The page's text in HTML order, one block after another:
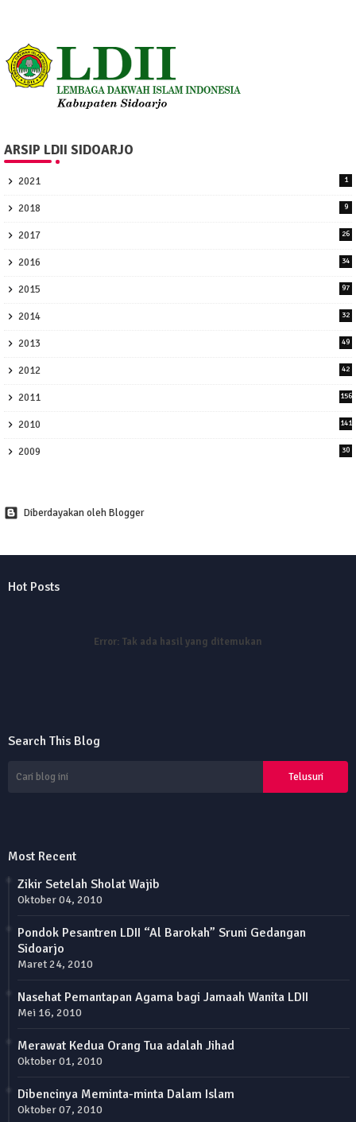
ARSIP LDII SIDOARJO
2021 1
2018 9
2017 26
2016 34
2015 97
2014 32
2013 49
2012 42
2011 156
2010 141
2009 30
Diberdayakan oleh Blogger
Hot Posts
Error: Tak ada hasil yang ditemukan
Search This Blog
Most Recent
Zikir Setelah Sholat Wajib
Oktober 04, 2010
Pondok Pesantren LDII “Al Barokah” Sruni Gedangan
Sidoarjo
Maret 24, 2010
Nasehat Pemantapan Agama bagi Jamaah Wanita LDII
Mei 16, 2010
Merawat Kedua Orang Tua adalah Jihad
Oktober 01, 2010
Dibencinya Meminta-minta Dalam Islam
Oktober 07, 2010